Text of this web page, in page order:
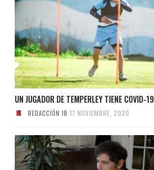
UN JUGADOR DE TEMPERLEY TIENE COVID-19
REDACCIÓN IR 17 NOVIEMBRE, 2020